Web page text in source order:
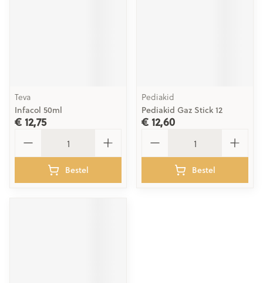
Teva
Infacol 50ml
€ 12,75
Bestel
Pediakid
Pediakid Gaz Stick 12
€ 12,60
Bestel